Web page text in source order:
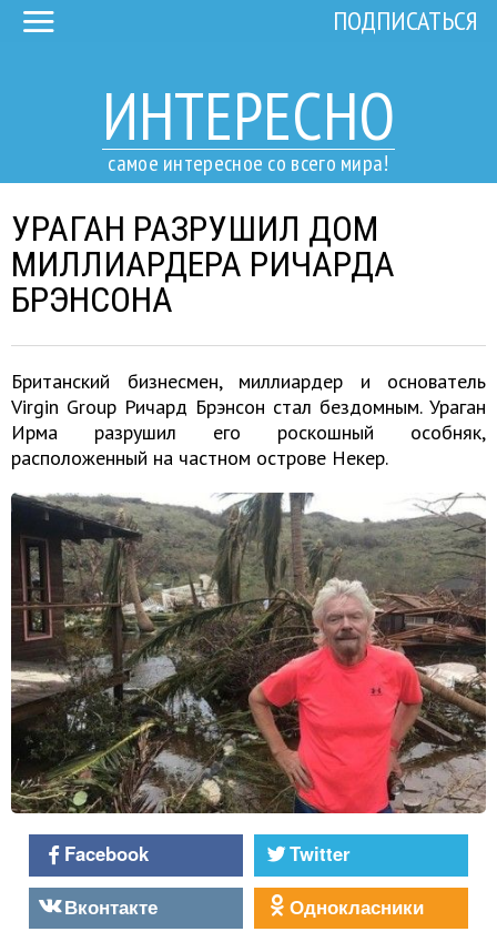
ИНТЕРЕСНО
самое интересное со всего мира!
ПОДПИСАТЬСЯ
УРАГАН РАЗРУШИЛ ДОМ
МИЛЛИАРДЕРА РИЧАРДА
БРЭНСОНА
Британский бизнесмен, миллиардер и основатель
Virgin Group Ричард Брэнсон стал бездомным. Ураган
Ирма разрушил его роскошный особняк,
расположенный на частном острове Некер.
Facebook
Twitter
Вконтакте
Однокласники